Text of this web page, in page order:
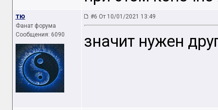
тю
Фанат форума
Сообщения: 6090
#6 От 10/01/2021 13:49
значит нужен